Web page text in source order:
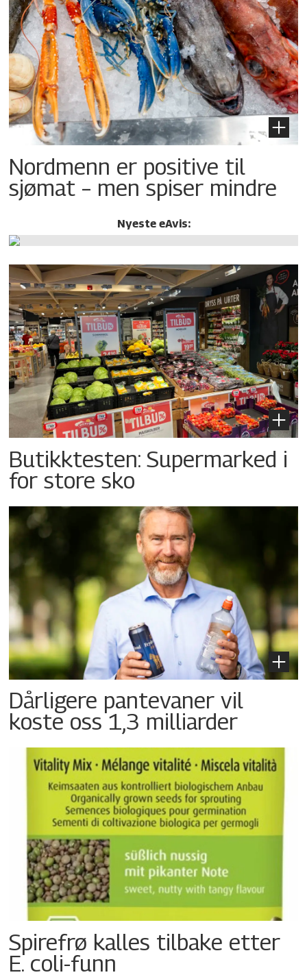
Nordmenn er positive til
sjømat – men spiser mindre
Nyeste eAvis:
Butikktesten: Supermarked i
for store sko
Dårligere pantevaner vil
koste oss 1,3 milliarder
Spirefrø kalles tilbake etter
E. coli-funn